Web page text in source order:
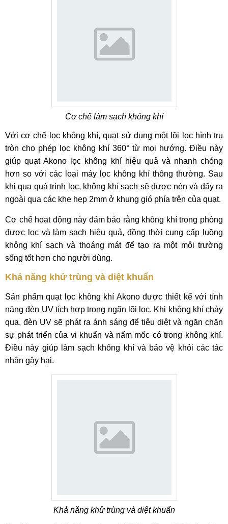
Cơ chế làm sạch không khí
Với cơ chế lọc không khí, quạt sử dụng một lõi lọc hình trụ
tròn cho phép lọc không khí 360° từ mọi hướng. Điều này
giúp quạt Akono lọc không khí hiệu quả và nhanh chóng
hơn so với các loại máy lọc không khí thông thường. Sau
khi qua quá trình lọc, không khí sạch sẽ được nén và đẩy ra
ngoài qua các khe hẹp 2mm ở khung gió phía trên của quạt.
Cơ chế hoạt động này đảm bảo rằng không khí trong phòng
được lọc và làm sạch hiệu quả, đồng thời cung cấp luồng
không khí sạch và thoáng mát để tạo ra một môi trường
sống tốt hơn cho người dùng.
Khả năng khử trùng và diệt khuẩn
Sản phẩm quạt lọc không khí Akono được thiết kế với tính
năng đèn UV tích hợp trong ngăn lõi lọc. Khi không khí chảy
qua, đèn UV sẽ phát ra ánh sáng để tiêu diệt và ngăn chặn
sự phát triển của vi khuẩn và nấm mốc có trong không khí.
Điều này giúp làm sạch không khí và bảo vệ khỏi các tác
nhân gây hại.
Khả năng khử trùng và diệt khuẩn